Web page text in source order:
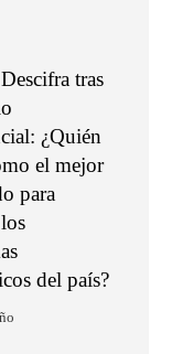
tras
¿Quién
el mejor
para
del país?